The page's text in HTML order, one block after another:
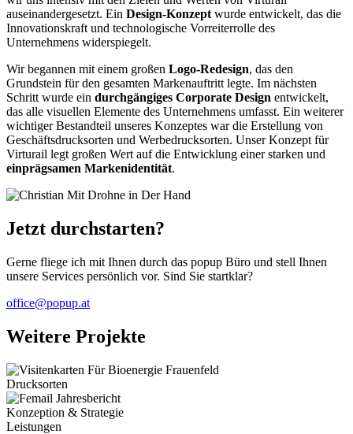
auseinandergesetzt. Ein Design-Konzept wurde entwickelt, das die
Innovationskraft und technologische Vorreiterrolle des
Unternehmens widerspiegelt.
Wir begannen mit einem großen Logo-Redesign, das den
Grundstein für den gesamten Markenauftritt legte. Im nächsten
Schritt wurde ein durchgängiges Corporate Design entwickelt,
das alle visuellen Elemente des Unternehmens umfasst. Ein weiterer
wichtiger Bestandteil unseres Konzeptes war die Erstellung von
Geschäftsdrucksorten und Werbedrucksorten. Unser Konzept für
Virturail legt großen Wert auf die Entwicklung einer starken und
einprägsamen Markenidentität.
Jetzt durchstarten?
Gerne fliege ich mit Ihnen durch das popup Büro und stell Ihnen
unsere Services persönlich vor. Sind Sie startklar?
office@popup.at
Weitere Projekte
Drucksorten
Konzeption & Strategie
Leistungen